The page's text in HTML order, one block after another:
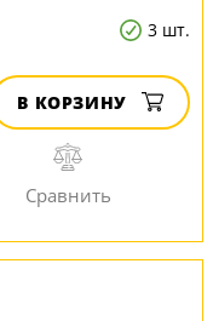
3 шт.
В КОРЗИНУ